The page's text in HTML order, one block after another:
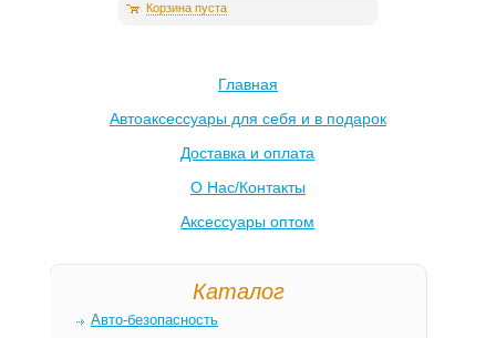
Корзина пуста
Главная
Автоаксессуары для себя и в подарок
Доставка и оплата
О Нас/Контакты
Аксессуары оптом
Каталог
Авто-безопасность